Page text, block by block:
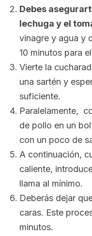
Debes
lechuga y el
vinagre y agua y
10 minutos para
Vierte la
una sartén y
suficiente.
Paralelamente,
de pollo en un
con un poco de
A continuación,
caliente,
llama al mínimo.
Deberás dejar
caras. Este
minutos.